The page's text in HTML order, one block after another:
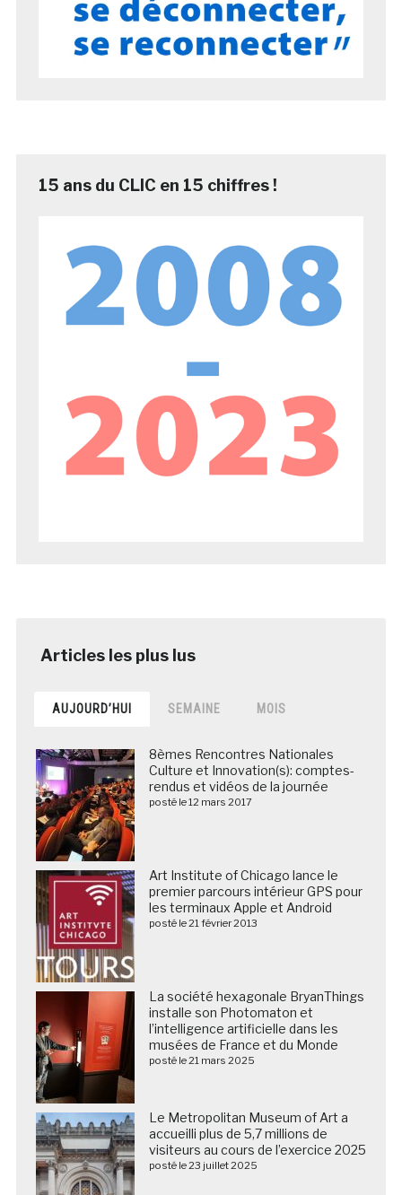
15 ans du CLIC en 15 chiffres !
AUJOURD’HUI SEMAINE MOIS
8èmes Rencontres Nationales
Culture et Innovation(s): comptes-
rendus et vidéos de la journée
posté le 12 mars 2017
Art Institute of Chicago lance le
premier parcours intérieur GPS pour
les terminaux Apple et Android
posté le 21 février 2013
La société hexagonale BryanThings
installe son Photomaton et
l’intelligence artificielle dans les
musées de France et du Monde
posté le 21 mars 2025
Le Metropolitan Museum of Art a
accueilli plus de 5,7 millions de
visiteurs au cours de l’exercice 2025
posté le 23 juillet 2025